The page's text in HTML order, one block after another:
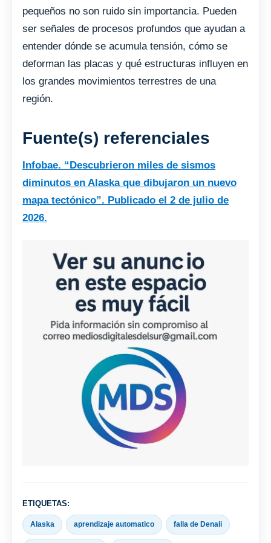
pequeños no son ruido sin importancia. Pueden
ser señales de procesos profundos que ayudan a
entender dónde se acumula tensión, cómo se
deforman las placas y qué estructuras influyen en
los grandes movimientos terrestres de una
región.
Fuente(s) referenciales
Infobae. “Descubrieron miles de sismos
diminutos en Alaska que dibujaron un nuevo
mapa tectónico”. Publicado el 2 de julio de
2026.
ETIQUETAS:
Alaska aprendizaje automatico falla de Denali